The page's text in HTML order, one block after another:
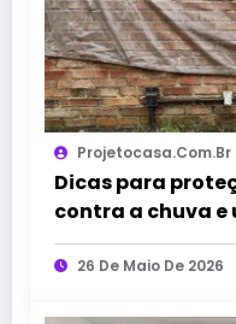
Projetocasa.com.br
Dicas para
contra a chuva
26 De Maio De 2026